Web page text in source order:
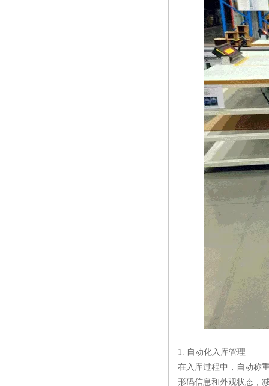
1. 自动化入库管理
在入库过程中，自动称
形码信息和外观状态，